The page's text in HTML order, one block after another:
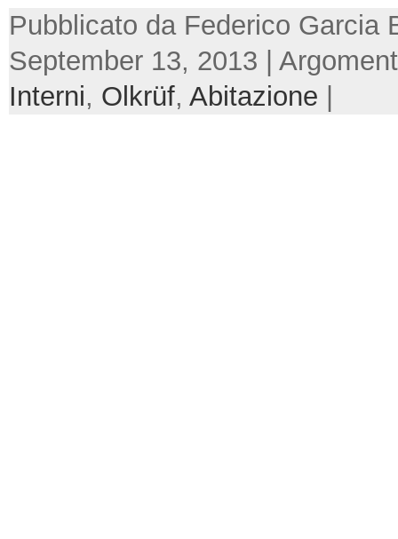
Pubblicato da Federico Garcia
September 13, 2013 |
Interni, Olkrüf, Abitazione